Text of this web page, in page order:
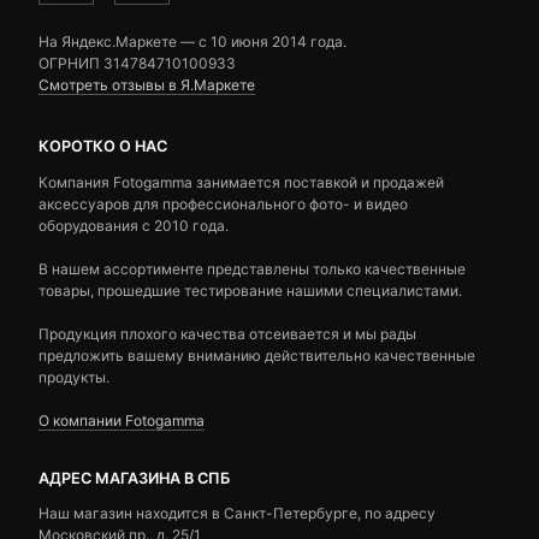
На Яндекс.Маркете — c 10 июня 2014 года.
ОГРНИП 314784710100933
Смотреть отзывы в Я.Маркете
КОРОТКО О НАС
Компания Fotogamma занимается поставкой и продажей
аксессуаров для профессионального фото- и видео
оборудования с 2010 года.
В нашем ассортименте представлены только качественные
товары, прошедшие тестирование нашими специалистами.
Продукция плохого качества отсеивается и мы рады
предложить вашему вниманию действительно качественные
продукты.
О компании Fotogamma
АДРЕС МАГАЗИНА В СПБ
Наш магазин находится в Санкт-Петербурге, по адресу
Московский пр., д. 25/1